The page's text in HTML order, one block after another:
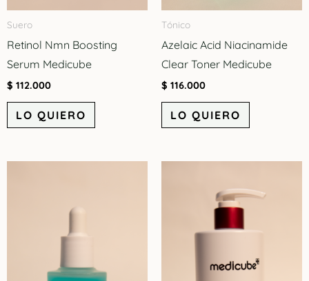
Suero
Retinol Nmn Boosting
Serum Medicube
$ 112.000
LO QUIERO
Tónico
Azelaic Acid Niacinamide
Clear Toner Medicube
$ 116.000
LO QUIERO